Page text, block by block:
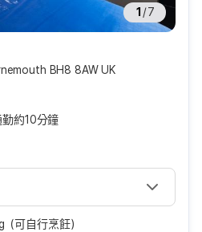
1 /7
BH8 8AW UK
約10分鐘
可自行烹飪）